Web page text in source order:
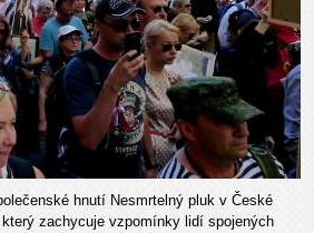
hnutí Nesmrtelný pluk v České
zachycuje vzpomínky lidí spojených